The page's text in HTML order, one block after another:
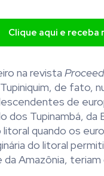
Clique aqui e receba
na revista
de fato,
de
dos Tupinambá,
quando os
do litoral
Amazônia, teriam